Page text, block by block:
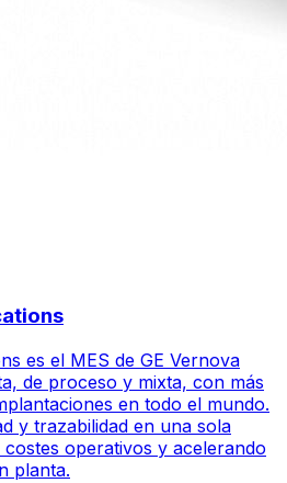
es el MES de GE Vernova
de proceso y mixta, con más
en todo el mundo.
y trazabilidad en una sola
operativos y acelerando
planta.